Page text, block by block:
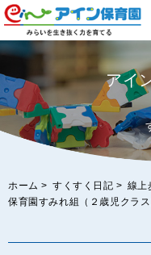
アイ
ホーム > すくすく日記 > 線上
保育園すみれ組（２歳児クラス